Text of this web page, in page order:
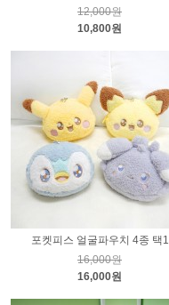
12,000원
10,800원
포켓피스 얼굴파우치 4종 택1
16,000원
16,000원